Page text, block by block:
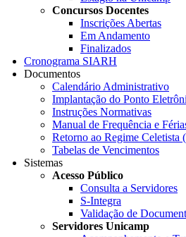
Concursos Docentes
Inscrições Abertas
Em Andamento
Finalizados
Cronograma SIARH
Documentos
Calendário Administrativo
Implantação do Ponto
Instruções Normativas
Manual de Frequência e
Retorno ao Regime Celetista
Tabelas de Vencimentos
Sistemas
Acesso Público
Consulta a Servidores
S-Integra
Validação de
Servidores Unicamp